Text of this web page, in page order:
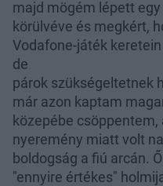
majd mögém lépett
körülvéve és megkért,
Vodafone-játék
de
párok szükségeltetnek
már azon kaptam
közepébe
nyeremény miatt volt
boldogság a fiú arcán.
"ennyire értékes"